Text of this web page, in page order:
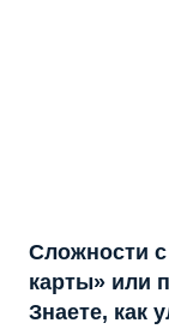
Сложности
карты» или
Знаете, как